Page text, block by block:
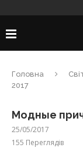
Головна
2017
Модные
25/05/2017
155 Переглядів